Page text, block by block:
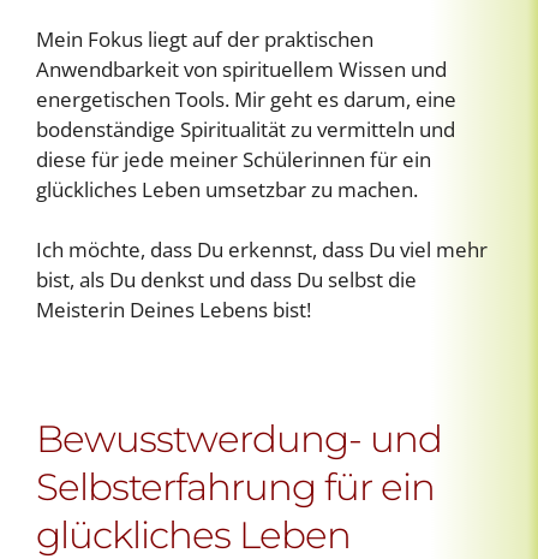
Mein Fokus liegt auf der praktischen
Anwendbarkeit von spirituellem Wissen und
energetischen Tools. Mir geht es darum, eine
bodenständige Spiritualität zu vermitteln und
diese für jede meiner Schülerinnen für ein
glückliches Leben umsetzbar zu machen.
Ich möchte, dass Du erkennst, dass Du viel mehr
bist, als Du denkst und dass Du selbst die
Meisterin Deines Lebens bist!
Bewusstwerdung- und
Selbsterfahrung für ein
glückliches Leben